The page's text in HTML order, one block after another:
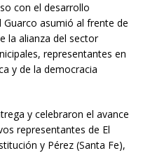
con el desarrollo
Guarco asumió al frente de
la alianza del sector
representantes en
y de la democracia
y celebraron el avance
representantes de El
y Pérez (Santa Fe),